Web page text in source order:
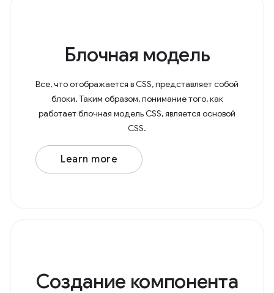
Блочная модель
Все, что отображается в CSS, представляет собой
блоки. Таким образом, понимание того, как
работает блочная модель CSS, является основой
CSS.
Learn more
Создание компонента